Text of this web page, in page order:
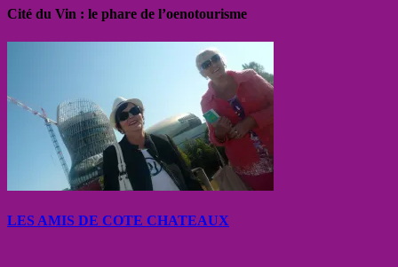
Cité du Vin : le phare de l’oenotourisme
LES AMIS DE COTE CHATEAUX